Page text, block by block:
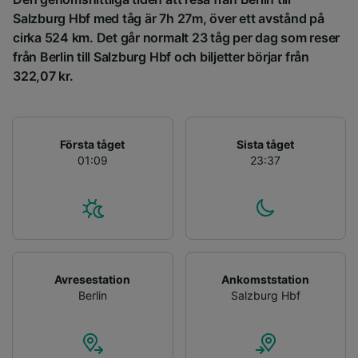
Salzburg Hbf med tåg är 7h 27m, över ett avstånd på
cirka 524 km. Det går normalt 23 tåg per dag som reser
från Berlin till Salzburg Hbf och biljetter börjar från
322,07 kr.
Första tåget
01:09
Sista tåget
23:37
Avresestation
Berlin
Ankomststation
Salzburg Hbf
Lista över partner (leverantörer)